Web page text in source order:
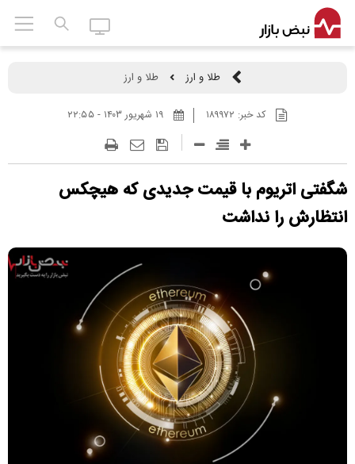
طلا و ارز طلا و ارز
کد خبر: ۱۸۹۹۷۲
شگفتی اتریوم با قیمت جدیدی که هیچکس
انتظارش را نداشت